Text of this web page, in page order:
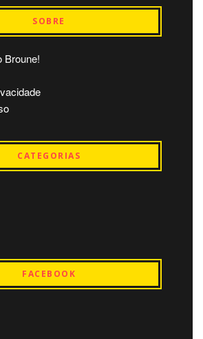
SOBRE
Broune!
CATEGORIAS
FACEBOOK